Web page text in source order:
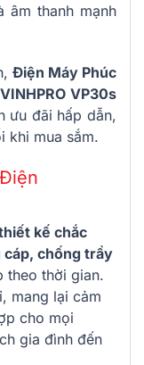
âm thanh mạnh
Điện Máy Phúc
VP30s
ưu đãi hấp dẫn,
khi mua sắm.
kế chắc
cáp, chống trầy
theo thời gian.
mang lại cảm
cho mọi
gia đình đến